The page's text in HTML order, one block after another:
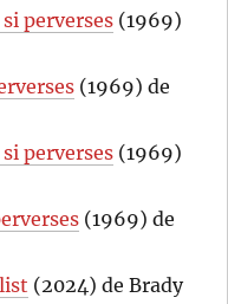
perverses (1969)
(1969) de
perverses (1969)
(1969) de
(2024) de Brady